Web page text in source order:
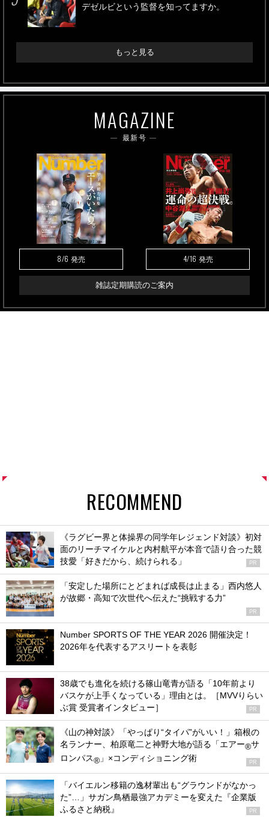
デゼルビという監督を知ってますか。
もっと見る
MAGAZINE
最新号
8/6 発売 4/16 発売
雑誌定期購読のご案内
RECOMMEND
《ラグビー界と体操界の同学年レジェンド対談》初対
面のリーチマイケルと内村航平が本音で語り合った競
技愛「好きだから、続けられる」
PR
「安定した場所にとどまれば成長は止まる」西内悠人
が故郷・高知で次世代へ伝えた“挑戦する力”
PR
Number SPORTS OF THE YEAR 2026 開催決定！
2026年を代表するアスリートを表彰
38歳でも進化を続ける篠山竜青が語る「10年前より
バスケが上手くなっている」理由とは。［MVVりらい
ぶ賞 受賞者インタビュー］
PR
《山の神対談》「やっぱり“タイパ”がいい！」箱根の
名ランナー、柏原竜二と神野大地が語る「エアー®サ
ロンパス® 」×コンディショニング術 PR
「バイエルン移籍の逸材輩出も“グラウンドがなかっ
た”…」サガン鳥栖最強アカデミーを変えた『企業版
ふるさと納税』
PR